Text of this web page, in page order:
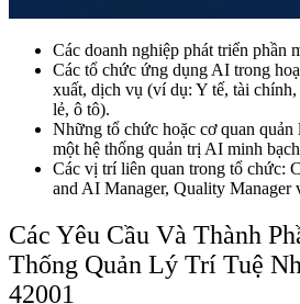
Các doanh nghiệp phát triển phần
Các tổ chức ứng dụng AI trong
xuất, dịch vụ (ví dụ: Y tế, tài
lẻ, ô tô).
Những tổ chức hoặc cơ quan
một hệ thống quản trị AI minh
Các vị trí liên quan trong tổ chức:
and AI Manager, Quality Manager
Các Yêu Cầu Và Thành
Thống Quản Lý Trí Tuệ
42001